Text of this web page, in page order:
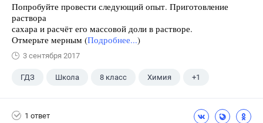
Попробуйте провести следующий опыт. Приготовление
раствора
сахара и расчёт его массовой доли в растворе.
Отмерьте мерным (Подробнее...)
3 сентября 2017
ГДЗ Школа 8 класс Химия +1
1 ответ